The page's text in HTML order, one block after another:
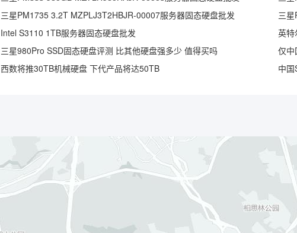
三星PM1735 3.2T MZPLJ3T2HBJR-00007服务器固态硬盘批发
三
Intel S3110 1TB服务器固态硬盘批发
英特
三星980Pro SSD固态硬盘评测 比其他硬盘强多少 值得买吗
西数将推30TB机械硬盘 下代产品将达50TB
中